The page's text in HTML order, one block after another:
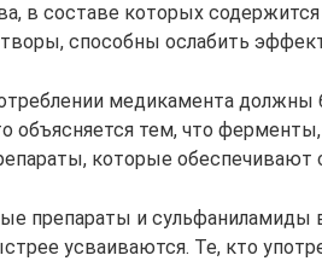
в составе которых
способны ослабить
медикамента
объясняется тем, что
которые
препараты и
усваиваются. Те, кто